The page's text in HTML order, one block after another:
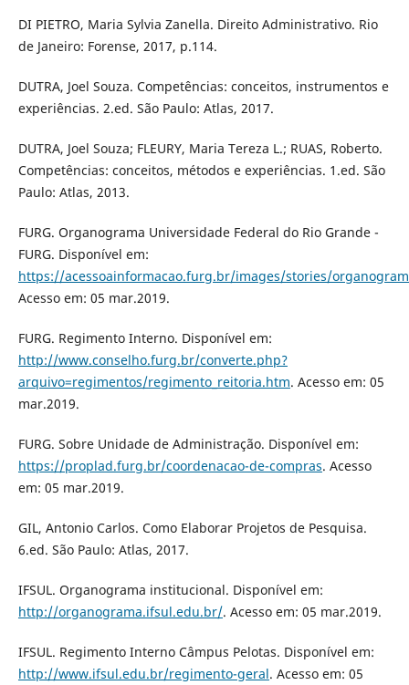
DI PIETRO, Maria Sylvia Zanella. Direito Administrativo. Rio
de Janeiro: Forense, 2017, p.114.
DUTRA, Joel Souza. Competências: conceitos, instrumentos e
experiências. 2.ed. São Paulo: Atlas, 2017.
DUTRA, Joel Souza; FLEURY, Maria Tereza L.; RUAS, Roberto.
Competências: conceitos, métodos e experiências. 1.ed. São
Paulo: Atlas, 2013.
FURG. Organograma Universidade Federal do Rio Grande -
FURG. Disponível em:
https://acessoainformacao.furg.br/images/stories/
Acesso em: 05 mar.2019.
FURG. Regimento Interno. Disponível em:
http://www.conselho.furg.br/converte.php?
arquivo=regimentos/regimento_reitoria.htm. Acesso em: 05
mar.2019.
FURG. Sobre Unidade de Administração. Disponível em:
https://proplad.furg.br/coordenacao-de-compras. Acesso
em: 05 mar.2019.
GIL, Antonio Carlos. Como Elaborar Projetos de Pesquisa.
6.ed. São Paulo: Atlas, 2017.
IFSUL. Organograma institucional. Disponível em:
http://organograma.ifsul.edu.br/. Acesso em: 05 mar.2019.
IFSUL. Regimento Interno Câmpus Pelotas. Disponível em:
http://www.ifsul.edu.br/regimento-geral. Acesso em: 05